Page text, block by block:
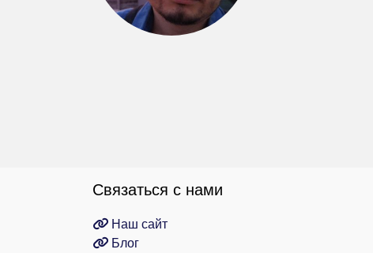
Связаться с нами
Наш сайт
Блог